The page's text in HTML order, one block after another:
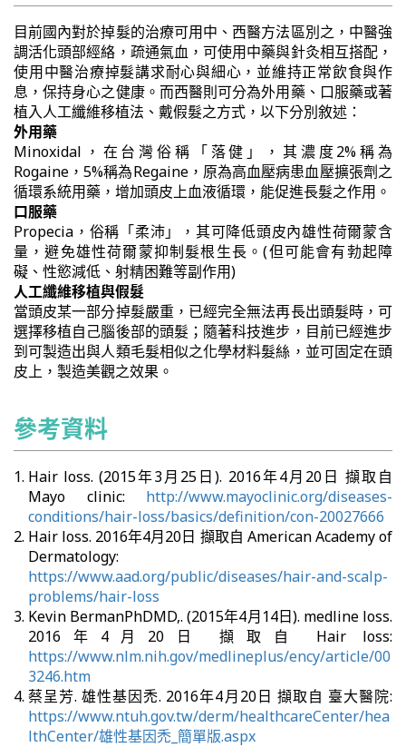
目前國內對於掉髮的治療可用中、西醫方法區別之，中醫強
調活化頭部經絡，疏通氣血，可使用中藥與針灸相互搭配，
使用中醫治療掉髮講求耐心與細心，並維持正常飲食與作
息，保持身心之健康。而西醫則可分為外用藥、口服藥或著
植入人工纖維移植法、戴假髮之方式，以下分別敘述：
外用藥
Minoxidal，在台灣俗稱「落健」，其濃度2%稱為
Rogaine，5%稱為Regaine，原為高血壓病患血壓擴張劑之
循環系統用藥，增加頭皮上血液循環，能促進長髮之作用。
口服藥
Propecia，俗稱「柔沛」，其可降低頭皮內雄性荷爾蒙含
量，避免雄性荷爾蒙抑制髮根生長。(但可能會有勃起障
礙、性慾減低、射精困難等副作用)
人工纖維移植與假髮
當頭皮某一部分掉髮嚴重，已經完全無法再長出頭髮時，可
選擇移植自己腦後部的頭髮；隨著科技進步，目前已經進步
到可製造出與人類毛髮相似之化學材料髮絲，並可固定在頭
皮上，製造美觀之效果。
參考資料
Hair loss. (2015年3月25日). 2016年4月20日 擷取自
Mayo clinic: http://www.mayoclinic.org/diseases-
conditions/hair-loss/basics/definition/con-20027666
Hair loss. 2016年4月20日 擷取自 American Academy of
Dermatology:
https://www.aad.org/public/diseases/hair-and-scalp-
problems/hair-loss
Kevin BermanPhDMD,. (2015年4月14日). medline loss.
2016年4月20日 擷取自 Hair loss:
https://www.nlm.nih.gov/medlineplus/ency/article/00
3246.htm
蔡呈芳. 雄性基因禿. 2016年4月20日 擷取自 臺大醫院:
https://www.ntuh.gov.tw/derm/healthcareCenter/hea
lthCenter/雄性基因禿_簡單版.aspx